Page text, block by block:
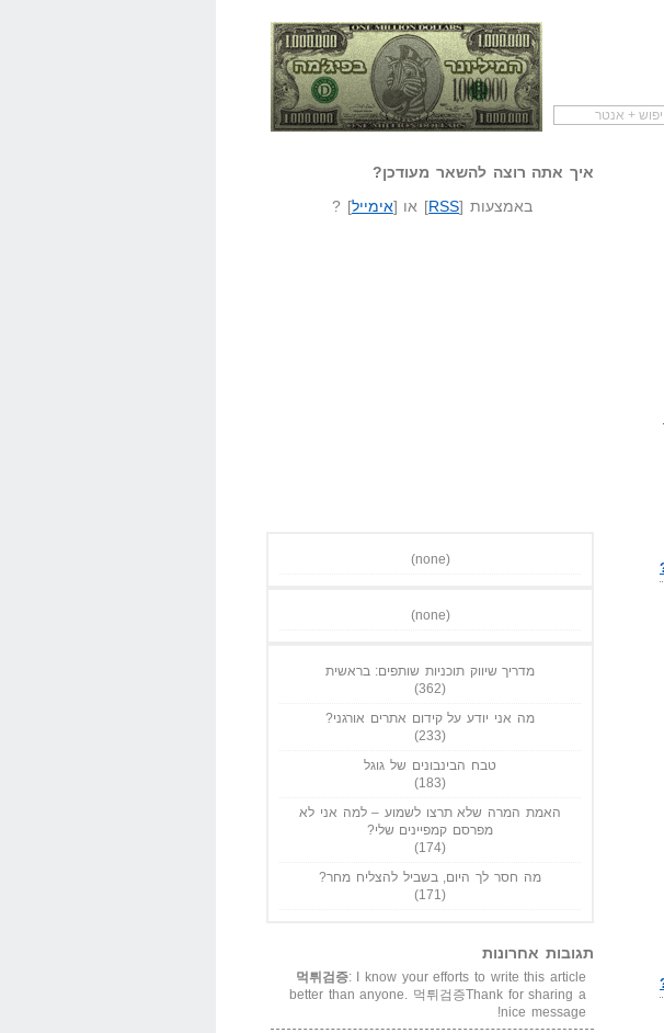
שאל שאלה המיליונר בפיג'מה שיווק שותפיםאיך אתה רוצה להשאר מעודכן?
באמצעות [RSS] או [אימייל] ?
(none)
(none)
מדריך שיווק תוכניות שותפים: בראשית
(362)
מה אני יודע על קידום אתרים אורגני?
(233)
טבח הבינבונים של גוגל
(183)
האמת המרה שלא תרצו לשמוע – למה אני לא
מפרסם קמפיינים שלי?
(174)
מה חסר לך היום, בשביל להצליח מחר?
(171)
תגובות אחרונות
먹튀검증: I know your efforts to write this article
better than anyone. 먹튀검증Thank for sharing a
nice message!